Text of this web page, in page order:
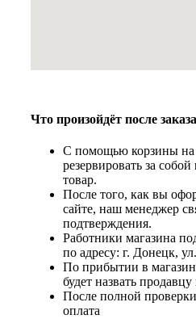
Что произойдёт после
С помощью корзины на
резервировать за
товар.
После того, как вы
сайте, наш менеджер
подтверждения.
Работники магазина
по адресу: г. Донецк,
По прибытии в
будет назвать
После полной
оплата